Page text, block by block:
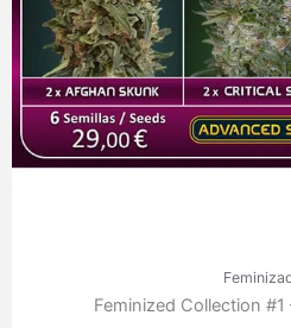
Feminized Collection